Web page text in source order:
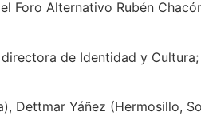
Foro Alternativo Rubén
de Identidad y
Yáñez (Hermosillo,